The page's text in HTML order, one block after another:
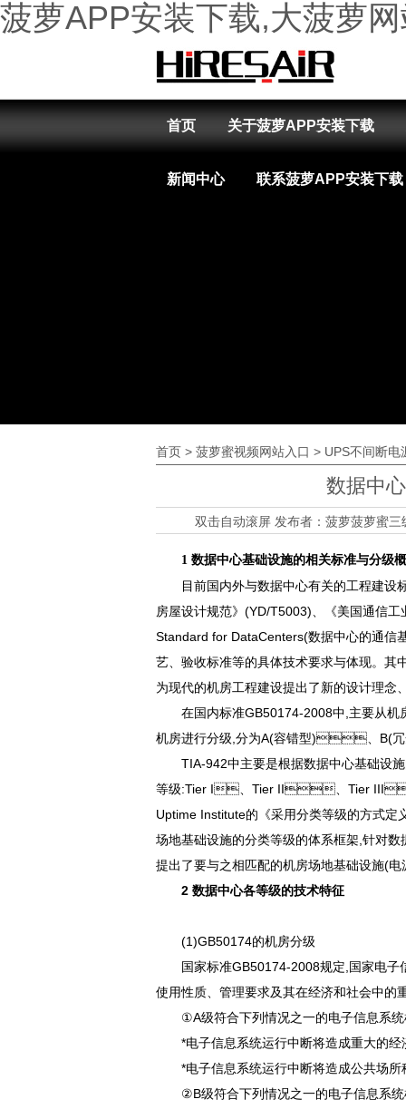
菠萝APP安装下载,大菠萝
首页 关于菠萝APP安装下载
新闻中心 联系菠萝APP安装下载
首页 > 菠萝蜜视频网站入口 > UPS不间断电
数据中
双击自动滚屏 发布者： 菠萝菠萝蜜三
1 数据中心基础设施的相关标准与分级
目前国内外与数据中心有关的工程建设
房屋设计规范》(YD/T5003)、《美国通
Standard for DataCenters(数据中心的通信基
艺、验收标准等的具体技术要求与体现
为现代的机房工程建设提出了新的设计理念
在国内标准GB50174-2008中,主要从机房
机房进行分级,分为A(容错型)、B(冗
TIA-942中主要是根据数据中心基础设施
等级:Tier I、Tier II、Tier III
Uptime Institute的《采用分类等级的方式定
场地基础设施的分类等级的体系框架,针对数
提出了要与之相匹配的机房场地基础设施(电源
2 数据中心各等级的技术特征
(1)GB50174的机房分级
国家标准GB50174-2008规定,国家电
使用性质、管理要求及其在经济和社会中的重要
①A级符合下列情况之一的电子信息系
*电子信息系统运行中断将造成重大的经
*电子信息系统运行中断将造成公共场所秩序
②B级符合下列情况之一的电子信息系